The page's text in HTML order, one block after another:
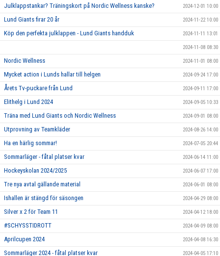
Julklappstankar? Träningskort på Nordic Wellness kanske? 2024-12-01 10:00
Lund Giants firar 20 år 2024-11-22 10:00
Köp den perfekta julklappen - Lund Giants handduk 2024-11-11 13:01
2024-11-08 08:30
Nordic Wellness 2024-11-01 08:00
Mycket action i Lunds hallar till helgen 2024-09-24 17:00
Årets Tv-puckare från Lund 2024-09-11 17:00
Elithelg i Lund 2024 2024-09-05 10:33
Träna med Lund Giants och Nordic Wellness 2024-09-01 08:00
Utprovning av Teamkläder 2024-08-26 14:00
Ha en härlig sommar! 2024-07-05 20:44
Sommarläger - fåtal platser kvar 2024-06-14 11:00
Hockeyskolan 2024/2025 2024-06-07 17:00
Tre nya avtal gällande material 2024-06-01 08:00
Ishallen är stängd för säsongen 2024-04-29 08:00
Silver x 2 för Team 11 2024-04-12 18:00
#SCHYSSTIDROTT 2024-04-09 08:00
Aprilcupen 2024 2024-04-08 16:30
Sommarläger 2024 - fåtal platser kvar 2024-04-05 17:10